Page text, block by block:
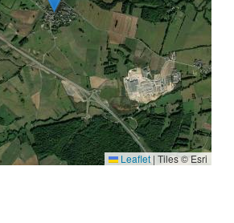
Leaflet | Tiles © Esri